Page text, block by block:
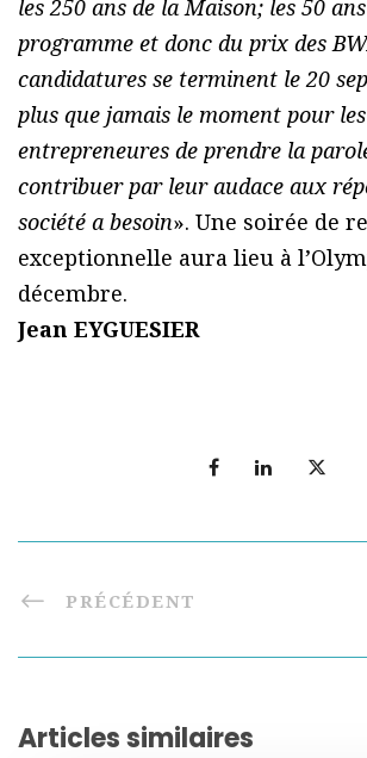
les 250 ans de la Maison; les 50
programme et donc du prix des
candidatures se terminent le 20
plus que jamais le moment pour les
entrepreneures de prendre la
contribuer par leur audace aux
société a besoin». Une soirée de
exceptionnelle aura lieu à
décembre.
Jean EYGUESIER
PRÉCÉDENT
Articles similaires